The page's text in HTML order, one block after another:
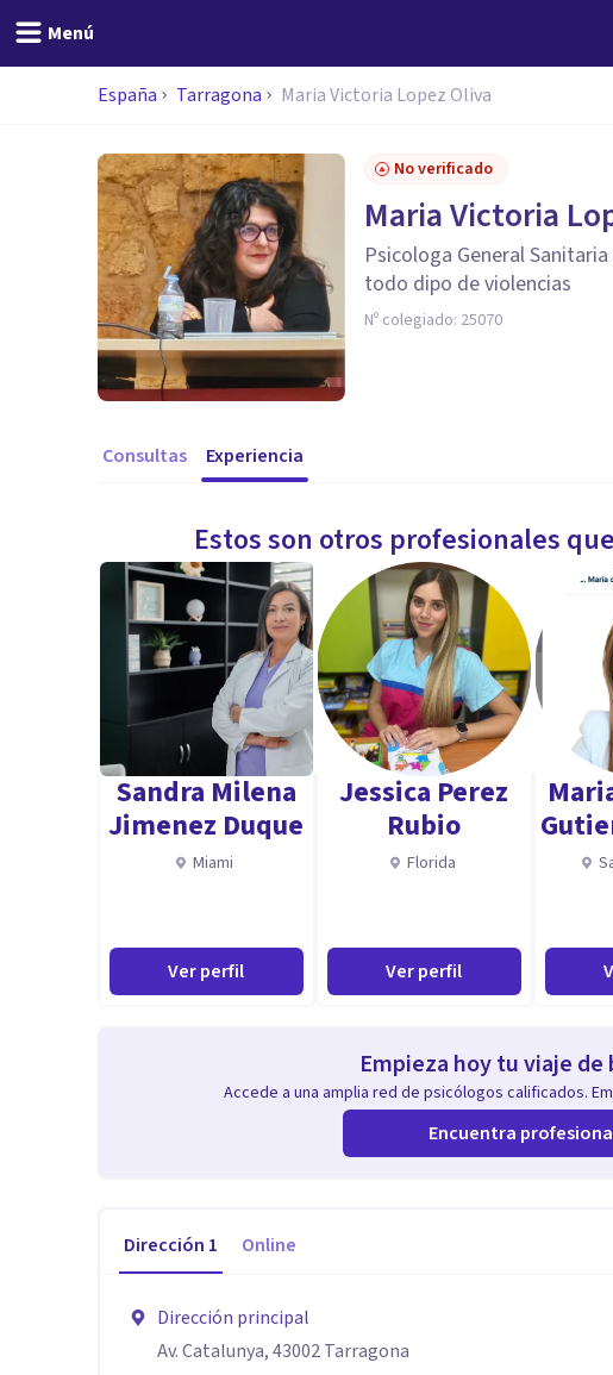
Menú
España Tarragona Maria Victoria Lopez Oliva
No verificado
Maria Victoria
Psicologa General
todo dipo de violencias
Nº colegiado: 25070
Consultas Experiencia
Estos son otros profesionales
Sandra Milena
Jimenez Duque
Miami
Ver perfil
Jessica Perez
Rubio
Florida
Ver perfil
Empieza hoy tu viaje
Accede a una amplia red de psicólogos calificados.
Encuentra
Dirección 1 Online
Dirección principal
Av. Catalunya, 43002 Tarragona